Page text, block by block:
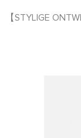
【STYLIGE